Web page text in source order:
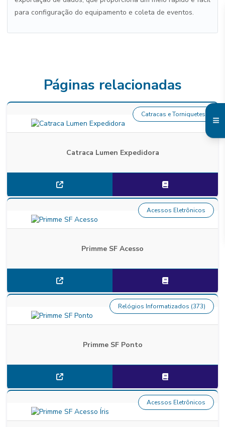
para configuração do equipamento e coleta de eventos.
Páginas relacionadas
Catraca Lumen Expedidora
Catracas e Torniquetes
Primme SF Acesso
Acessos Eletrônicos
Primme SF Ponto
Relógios Informatizados (373)
Acessos Eletrônicos